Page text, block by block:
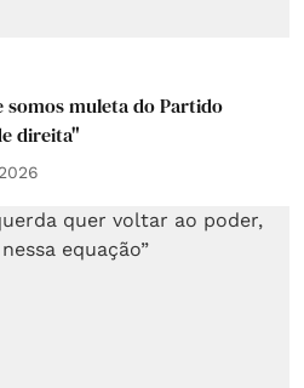
somos muleta do Partido
direita"